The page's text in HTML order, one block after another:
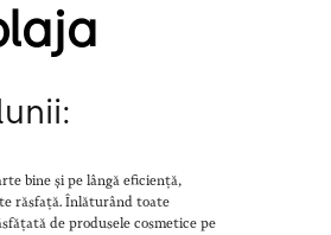
bine și pe lângă eficiență,
răsfață. Înlăturând toate
de produsele cosmetice pe